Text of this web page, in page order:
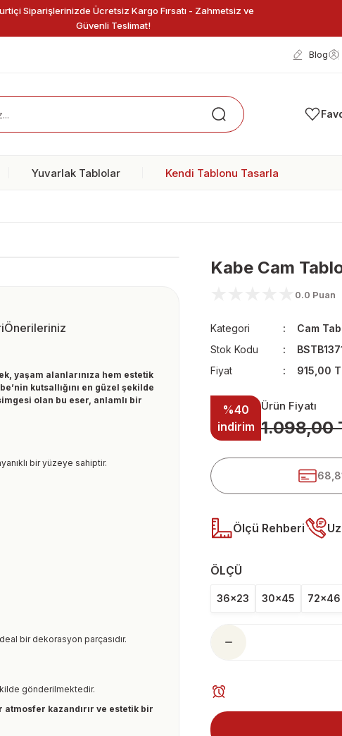
Siparişlerinizde Ücretsiz Kargo Fırsatı - Zahmetsiz ve
Güvenli Teslimat!
Blog
Yuvarlak Tablolar Kendi Tablonu Tasarla
Önerileriniz
yaşam alanlarınıza hem estetik
kutsallığını en güzel şekilde
olan bu eser, anlamlı bir
bir yüzeye sahiptir.
bir dekorasyon parçasıdır.
gönderilmektedir.
kazandırır ve estetik bir
Kabe Cam
0.0 Puan
Kategori Cam
Stok Kodu
Fiyat
915,00
%40
indirim
Ürün Fiyatı
1.098,00
Ölçü Rehberi
ÖLÇÜ
36x23 30x45 72x46